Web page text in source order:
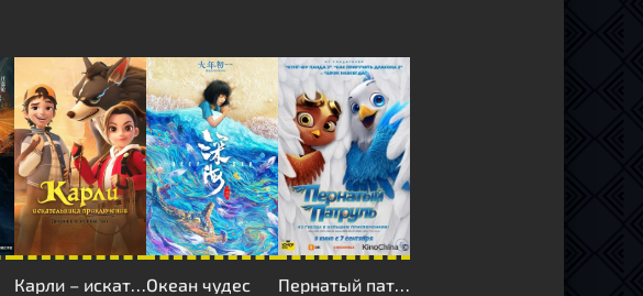
Карли – искательница приключенийОкеан чудес Пернатый патруль